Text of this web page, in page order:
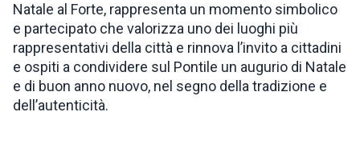
Natale al Forte, rappresenta un momento simbolico
e partecipato che valorizza uno dei luoghi più
rappresentativi della città e rinnova l’invito a cittadini
e ospiti a condividere sul Pontile un augurio di Natale
e di buon anno nuovo, nel segno della tradizione e
dell’autenticità.